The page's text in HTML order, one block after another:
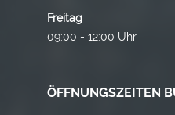
Freitag
09:00 - 12:00 Uhr
ÖFFNUNGSZEITEN